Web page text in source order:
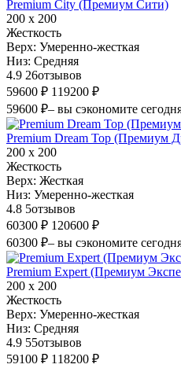
Premium City (Премиум Сити)
200 х 200
Жесткость
Верх: Умеренно-жесткая
Низ: Средняя
4.9 26отзывов
59600 ₽ 119200 ₽
59600 ₽– вы сэкономите
Premium Dream Top (Премиум
200 х 200
Жесткость
Верх: Жесткая
Низ: Умеренно-жесткая
4.8 5отзывов
60300 ₽ 120600 ₽
60300 ₽– вы сэкономите
Premium Expert (Премиум
200 х 200
Жесткость
Верх: Умеренно-жесткая
Низ: Средняя
4.9 55отзывов
59100 ₽ 118200 ₽